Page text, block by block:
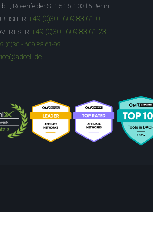
Rosenfelder St. 15-16, 10315 Berlin
+49 (0)30 - 609 83 61-0
+49 (0)30 - 609 83 61-23
(0)30 - 609 83 61-99